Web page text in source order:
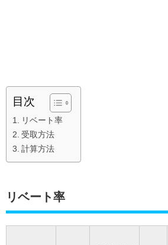
目次
リベート率
受取方法
計算方法
リベート率